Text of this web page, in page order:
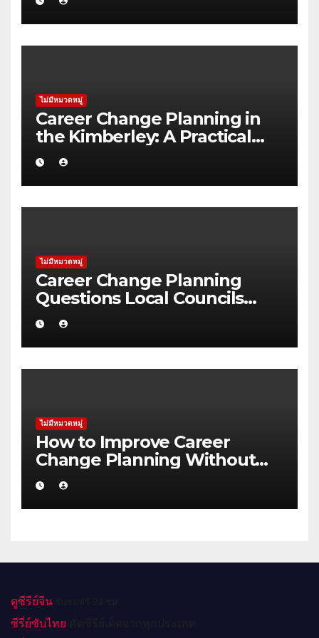
Pilbara
ไม่มีหมวดหมู่
Career Change Planning in
the Kimberley: A Practical
Guide for NDIS Providers
ไม่มีหมวดหมู่
Career Change Planning
Questions Local Councils
Should Ask Before Starting in
Alice Springs
ไม่มีหมวดหมู่
How to Improve Career
Change Planning Without
Wasting Budget in
Rockhampton
ดูซีรีย์จีน
ซีรี่ย์ซับไทย